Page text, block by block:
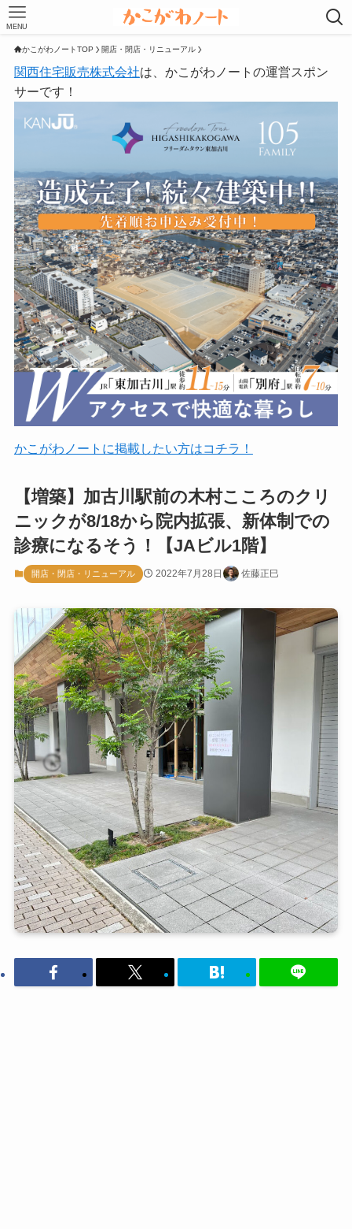
MENU
かこがわノートTOP 開店・閉店・リニューアル
関西住宅販売株式会社は、かこがわノートの運営スポン
サーです！
かこがわノートに掲載したい方はコチラ！
【増築】加古川駅前の木村こころのクリ
ニックが8/18から院内拡張、新体制での
診療になるそう！【JAビル1階】
開店・閉店・リニューアル 2022年7月28日 佐藤正巳